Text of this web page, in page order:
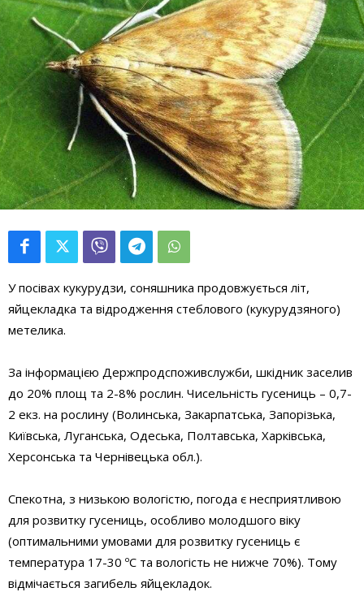
У посівах кукурудзи, соняшника продовжується літ,
яйцекладка та відродження стеблового (кукурудзяного)
метелика.
За інформацією Держпродспоживслужби, шкідник заселив
до 20% площ та 2-8% рослин. Чисельність гусениць – 0,7-
2 екз. на рослину (Волинська, Закарпатська, Запорізька,
Київська, Луганська, Одеська, Полтавська, Харківська,
Херсонська та Чернівецька обл.).
Спекотна, з низькою вологістю, погода є несприятливою
для розвитку гусениць, особливо молодшого віку
(оптимальними умовами для розвитку гусениць є
температура 17-30 ºС та вологість не нижче 70%). Тому
відмічається загибель яйцекладок.